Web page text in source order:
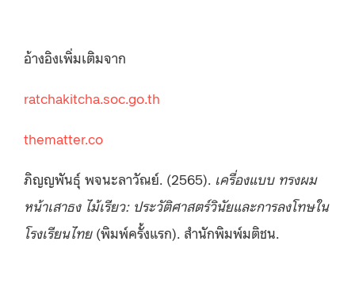
อ้างอิงเพิ่มเติมจาก
ratchakitcha.soc.go.th
thematter.co
ภิญญพันธุ์ พจนะลาวัณย์. (2565). เครื่องแบบ ทรงผม
หน้าเสาธง ไม้เรียว: ประวัติศาสตร์วินัยและการลงโทษใน
โรงเรียนไทย (พิมพ์ครั้งแรก). สำนักพิมพ์มติชน.